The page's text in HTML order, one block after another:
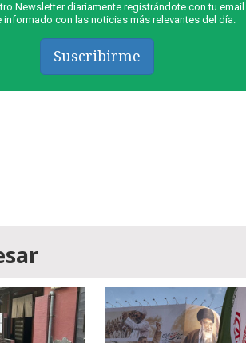
Newsletter diariamente registrándote con tu email
informado con las noticias más relevantes del día.
Suscribirme